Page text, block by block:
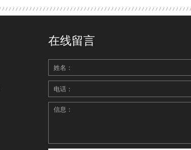
在线留言